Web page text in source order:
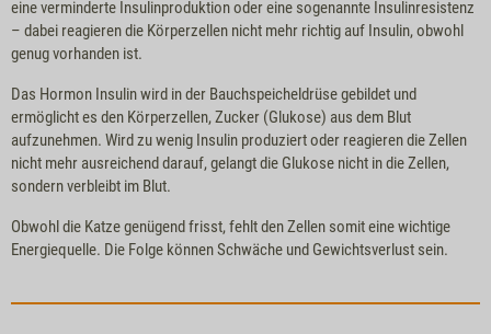
eine verminderte Insulinproduktion oder eine sogenannte Insulinresistenz
– dabei reagieren die Körperzellen nicht mehr richtig auf Insulin, obwohl
genug vorhanden ist.
Das Hormon Insulin wird in der Bauchspeicheldrüse gebildet und
ermöglicht es den Körperzellen, Zucker (Glukose) aus dem Blut
aufzunehmen. Wird zu wenig Insulin produziert oder reagieren die Zellen
nicht mehr ausreichend darauf, gelangt die Glukose nicht in die Zellen,
sondern verbleibt im Blut.
Obwohl die Katze genügend frisst, fehlt den Zellen somit eine wichtige
Energiequelle. Die Folge können Schwäche und Gewichtsverlust sein.